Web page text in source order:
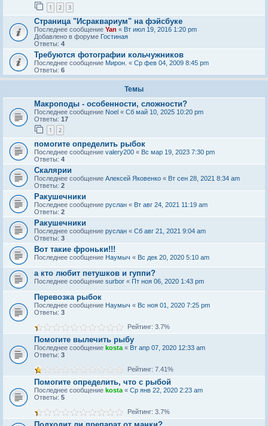
1 2 3
Страница "Исраквариум" на фэйсбуке
Последнее сообщение Yan « Вт июл 19, 2016 1:20 pm
Добавлено в форуме Гостиная
Ответы: 4
Требуются фотографии кольчужников
Последнее сообщение Мирон. « Ср фев 04, 2009 8:45 pm
Ответы: 6
Темы
Макроподы - особенности, сложности?
Последнее сообщение Noel « Сб май 10, 2025 10:20 pm
Ответы: 17
1 2
помогите определить рыбок
Последнее сообщение valery200 « Вс мар 19, 2023 7:30 pm
Ответы: 4
Скалярии
Последнее сообщение Алексей Яковенко « Вт сен 28, 2021 8:34 am
Ответы: 2
Ракушечники
Последнее сообщение руслан « Вт авг 24, 2021 11:19 am
Ответы: 2
Ракушечники
Последнее сообщение руслан « Сб авг 21, 2021 9:04 am
Ответы: 3
Вот такие фроньки!!!
Последнее сообщение Наумыч « Вс дек 20, 2020 5:10 am
а кто любит петушков и гуппи?
Последнее сообщение surbor « Пт ноя 06, 2020 1:43 pm
Перевозка рыбок
Последнее сообщение Наумыч « Вс ноя 01, 2020 7:25 pm
Ответы: 3
Рейтинг: 3.7%
Помогите вылечить рыбу
Последнее сообщение kosta « Вт апр 07, 2020 12:33 am
Ответы: 3
Рейтинг: 7.41%
Помогите определить, что с рыбой
Последнее сообщение kosta « Ср янв 22, 2020 2:23 am
Ответы: 5
Рейтинг: 3.7%